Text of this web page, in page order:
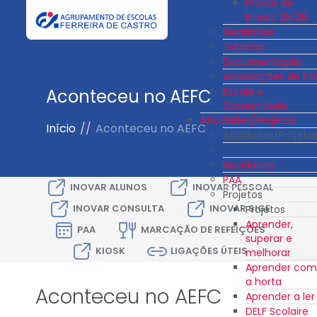
Ensaio 25/26
Novidades
Tutoriais
Documentação
Associações de
Escola e
Comunidade
Atividades/Projetos
Atividades/
Novidades
PAA
Projetos
Projetos
Aprender,
superar e
melhorar
Aprender com
a horta
Aprender a ler
DELF Scolaire
Aconteceu no AEFC
Início // Aconteceu no AEFC
INOVAR ALUNOS
INOVAR PESSOAL
INOVAR CONSULTA
INOVAR SIGE
PAA
MARCAÇÃO DE REFEIÇÕES
KIOSK
LIGAÇÕES ÚTEIS
Aconteceu no AEFC